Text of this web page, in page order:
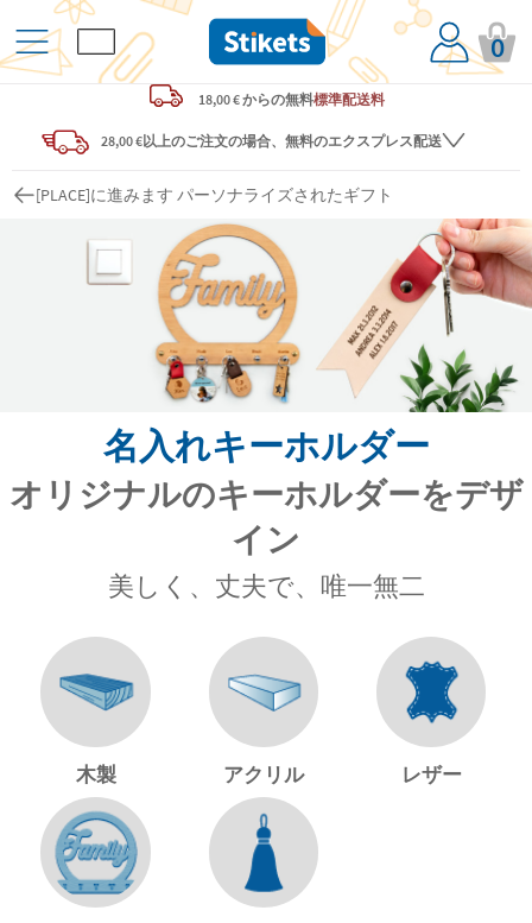
0
18,00 € からの無料標準配送料
28,00 €以上のご注文の場合、無料のエクスプレス配送
[PLACE]に進みます パーソナライズされたギフト
名入れキーホルダー
オリジナルのキーホルダーをデザ
イン
美しく、丈夫で、唯一無二
木製 アクリル レザー